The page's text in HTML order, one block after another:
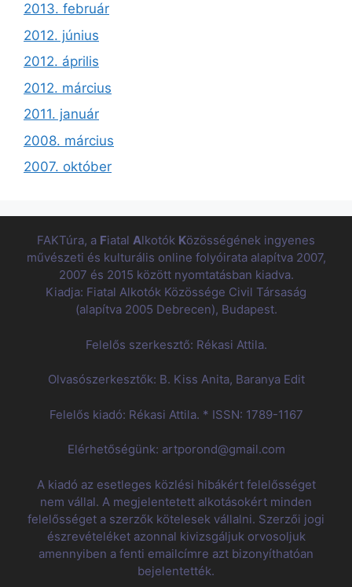
2013. február
2012. június
2012. április
2012. március
2011. január
2008. március
2007. október
FAKTúra, a Fiatal Alkotók Közösségének ingyenes
művészeti és kulturális online folyóirata alapítva 2007,
2007 és 2015 között nyomtatásban kiadva.
Kiadja: Fiatal Alkotók Közössége Civil Társaság
(alapítva 2005 Debrecen), Budapest.
Felelős szerkesztő: Rékasi Attila.
Olvasószerkesztők: B. Kiss Anita, Baranya Edit
Felelős kiadó: Rékasi Attila. * ISSN: 1789-1167
Elérhetőségünk: artporond@gmail.com
A kiadó az esetleges közlési hibákért felelősséget
nem vállal. A megjelentetett alkotásokért minden
felelősséget a szerzők kötelesek vállalni. Szerzői jogi
észrevételéket azonnal kivizsgáljuk orvosoljuk
amennyiben a fenti emailcímre azt bizonyíthatóan
bejelentették.